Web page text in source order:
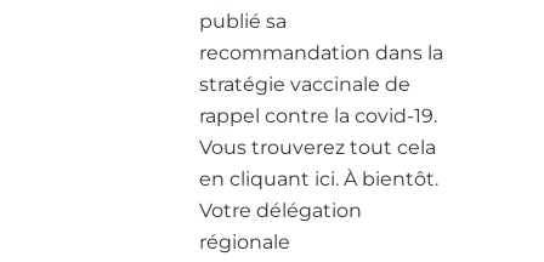
publié sa
recommandation dans la
stratégie vaccinale de
rappel contre la covid-19.
Vous trouverez tout cela
en cliquant ici. À bientôt.
Votre délégation
régionale